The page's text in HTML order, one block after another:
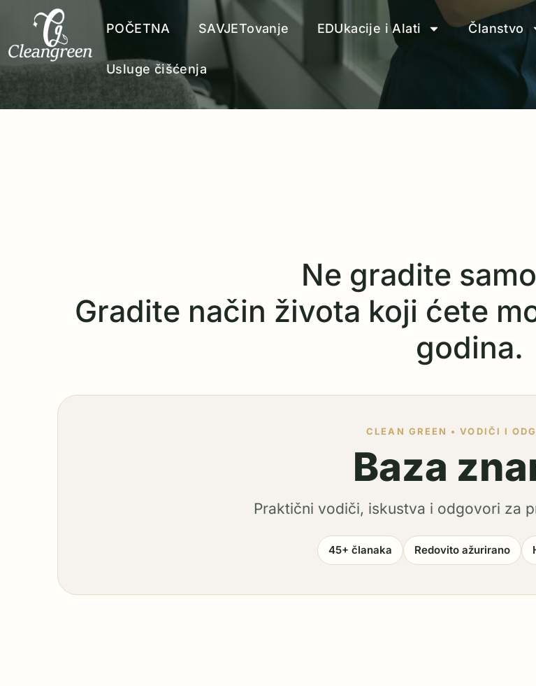
POČETNA SAVJETovanje EDUkacije i Alati Članstvo
Usluge čišćenja
Ne gradite
Gradite način života koji ćete
godina.
CLEAN GREEN • VODIČI I
Baza
Praktični vodiči, iskustva i odgovori za
45+ članaka Redovito ažurirano